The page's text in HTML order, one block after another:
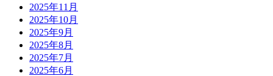
2025年11月
2025年10月
2025年9月
2025年8月
2025年7月
2025年6月